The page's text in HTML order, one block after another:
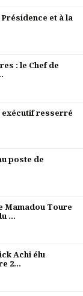
et à la
: le Chef de
exécutif resserré
poste de
Mamadou Toure
...
Achi élu
2...